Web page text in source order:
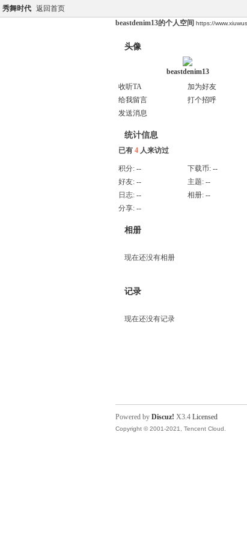
秀舞时代 返回首页
beastdenim13的个人空间 https://
头像
beastdenim13
收听TA
加为好友
给我留言
打个招呼
发送消息
统计信息
已有 4 人来访过
积分: -- 下载币: --
好友: -- 主题: --
日志: -- 相册: --
分享: --
相册
现在还没有相册
记录
现在还没有记录
Powered by Discuz! X3.4 Licensed
Copyright © 2001-2021, Tencent Cloud.